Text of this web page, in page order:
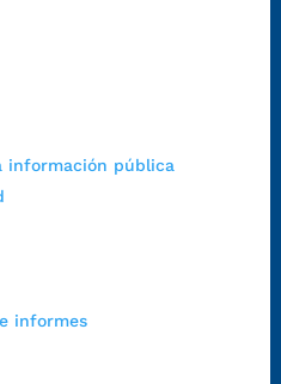
información pública
informes
68001.
continua en el horario de
de descanso al medio día.
m y de 1:00 p.m. a 5:30 p.m.
en Jornada Continua con
día.
barrio Kennedy.